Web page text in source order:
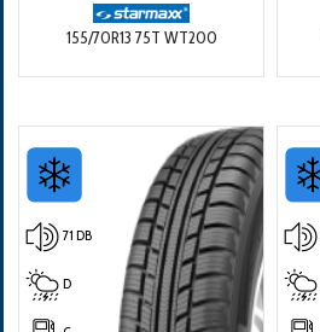
155/70R13 75T WT200
71 DB
D